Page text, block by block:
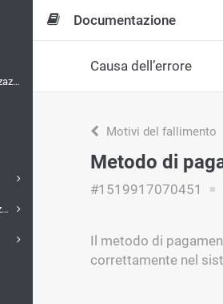
Concetto di autorizzazione
Modalità di integrazione
Documentazione
Causa dell’errore
Motivi del fallimento
Metodo di
#1519917070451
Il metodo di
correttamente nel